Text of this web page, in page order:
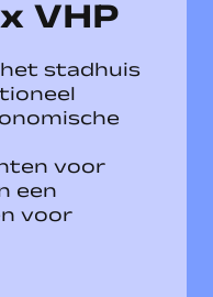
VHP
stadhuis
voor
een
voor